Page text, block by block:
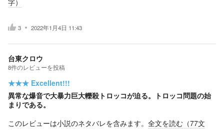
字）
3 2022年1月4日 11:43
台東クロウ
8件のレビューを投稿
★★★ Excellent!!!
異常な爆音で大暴力巨大轢殺トロッコが迫る。トロッコ問題の始
まりである。
このレビューは小説のネタバレを含みます。 全文を読む（77文